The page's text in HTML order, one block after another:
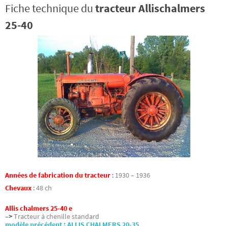
Fiche technique dutracteur Allischalmers
25-40
Années de fabrication du tracteur : 1930 – 1936
Chevaux :48 ch
Allis chalmers 25-40 e
–>Tracteur à chenille standard